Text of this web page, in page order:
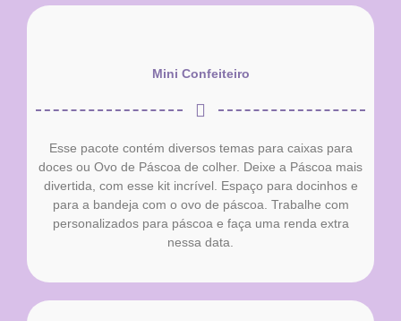
Mini Confeiteiro
Esse pacote contém diversos temas para caixas para
doces ou Ovo de Páscoa de colher. Deixe a Páscoa mais
divertida, com esse kit incrível. Espaço para docinhos e
para a bandeja com o ovo de páscoa. Trabalhe com
personalizados para páscoa e faça uma renda extra
nessa data.